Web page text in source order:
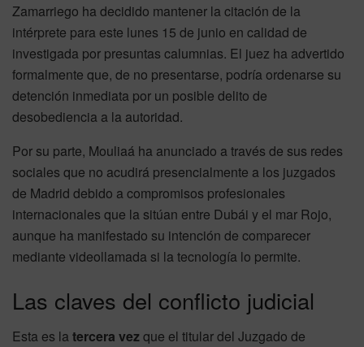
Zamarriego ha decidido mantener la citación de la
intérprete para este lunes 15 de junio en calidad de
investigada por presuntas calumnias. El juez ha advertido
formalmente que, de no presentarse, podría ordenarse su
detención inmediata por un posible delito de
desobediencia a la autoridad.
Por su parte, Mouliaá ha anunciado a través de sus redes
sociales que no acudirá presencialmente a los juzgados
de Madrid debido a compromisos profesionales
internacionales que la sitúan entre Dubái y el mar Rojo,
aunque ha manifestado su intención de comparecer
mediante videollamada si la tecnología lo permite.
Las claves del conflicto judicial
Esta es latercera vezque el titular del Juzgado de